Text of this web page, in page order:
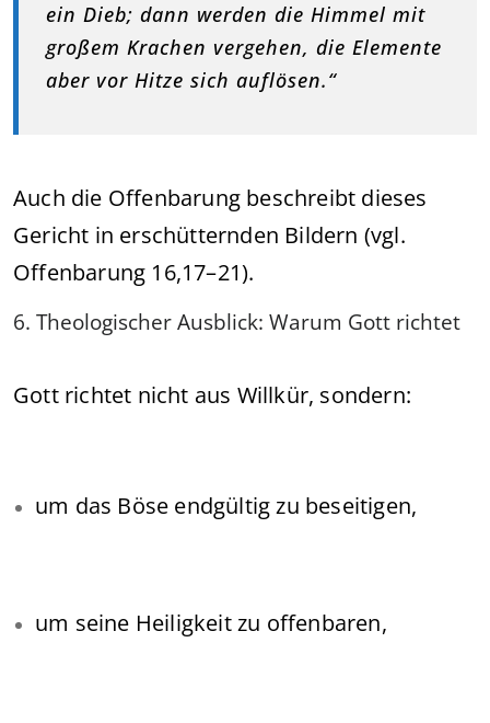
ein Dieb; dann werden die Himmel mit
großem Krachen vergehen, die Elemente
aber vor Hitze sich auflösen.“
Auch die Offenbarung beschreibt dieses
Gericht in erschütternden Bildern (vgl.
Offenbarung 16,17–21).
6. Theologischer Ausblick: Warum Gott richtet
Gott richtet nicht aus Willkür, sondern:
um das Böse endgültig zu beseitigen,
um seine Heiligkeit zu offenbaren,